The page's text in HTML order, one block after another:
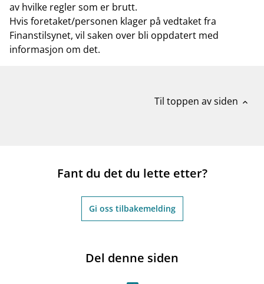
av hvilke regler som er brutt.
Hvis foretaket/personen klager på vedtaket fra
Finanstilsynet, vil saken over bli oppdatert med
informasjon om det.
Til toppen av siden expand_less
Fant du det du lette etter?
Gi oss tilbakemelding
Del denne siden